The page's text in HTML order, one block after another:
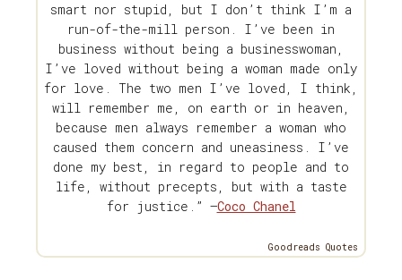
smart nor stupid, but I don’t think I’m a
run-of-the-mill person. I’ve been in
business without being a businesswoman,
I’ve loved without being a woman made only
for love. The two men I’ve loved, I think,
will remember me, on earth or in heaven,
because men always remember a woman who
caused them concern and uneasiness. I’ve
done my best, in regard to people and to
life, without precepts, but with a taste
for justice.” —Coco Chanel
Goodreads Quotes